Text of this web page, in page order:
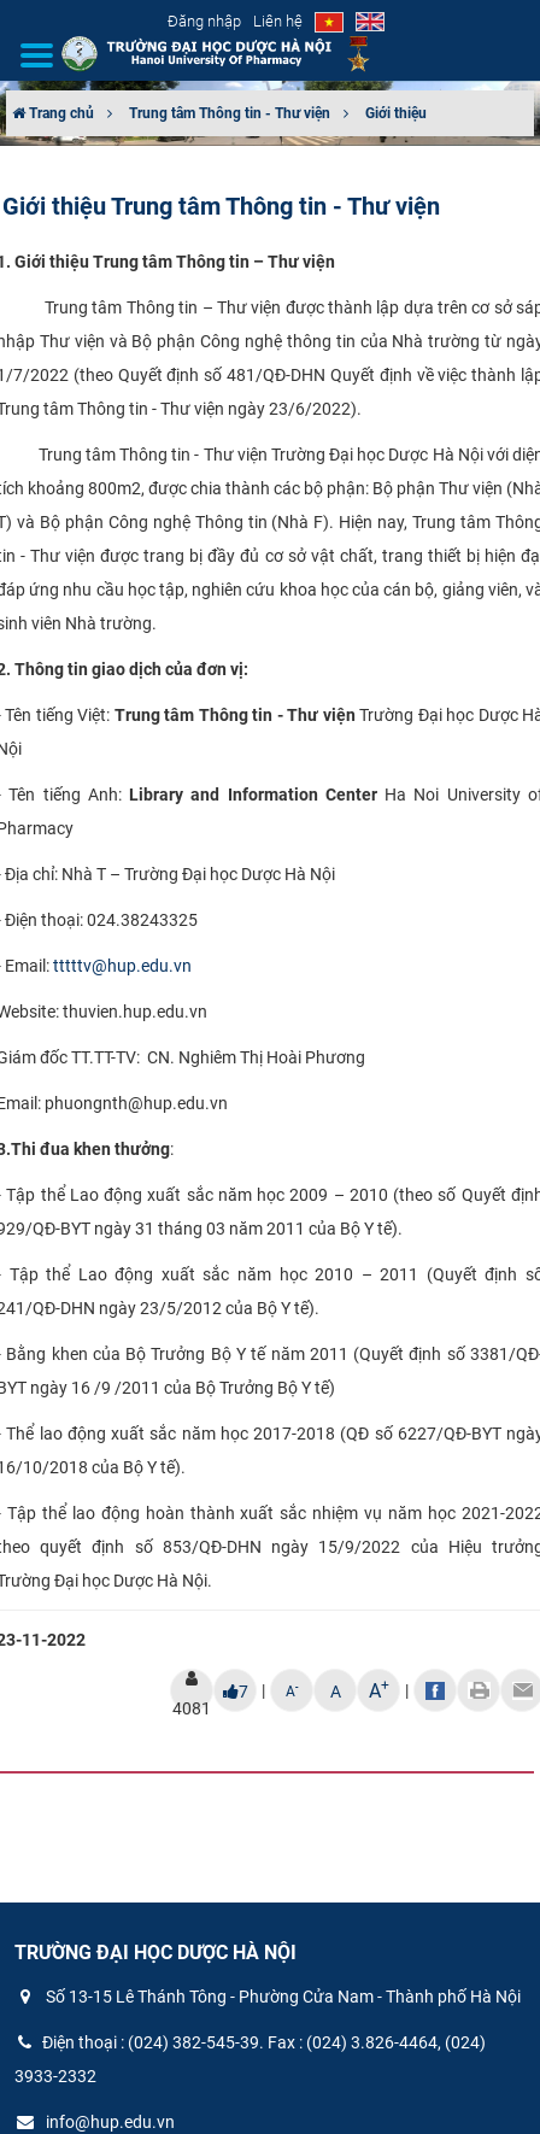
Đăng nhập Liên hệ
CƠ CẤU TỔ CHỨC
TUYỂN SINH
ĐÀO TẠO
ĐẢM BẢO CHẤT LƯỢNG
KHOA HỌC CÔNG NGHỆ
HTQT
CỰU NGƯỜI HỌC
Trang chủ Trung tâm Thông tin - Thư viện Giới thiệu
Giới thiệu Trung tâm Thông tin - Thư viện
Giới thiệu Trung tâm Thông tin – Thư viện
tâm Thông tin – Thư viện được thành lập dựa trên cơ sở
Thư viện và Bộ phận Công nghệ thông tin của Nhà trường từ
7/2022 (theo Quyết định số 481/QĐ-DHN Quyết định về việc thành
tâm Thông tin - Thư viện ngày 23/6/2022).
tâm Thông tin - Thư viện Trường Đại học Dược Hà Nội với
khoảng 800m2, được chia thành các bộ phận: Bộ phận Thư viện
và Bộ phận Công nghệ Thông tin (Nhà F). Hiện nay, Trung tâm
- Thư viện được trang bị đầy đủ cơ sở vật chất, trang thiết bị hiện
ứng nhu cầu học tập, nghiên cứu khoa học của cán bộ, giảng viên,
viên Nhà trường.
Thông tin giao dịch của đơn vị:
Tên tiếng Việt: Trung tâm Thông tin - Thư viện Trường Đại học Dược
Tên tiếng Anh: Library and Information CenterHa Noi University
Địa chỉ: Nhà T – Trường Đại học Dược Hà Nội
Điện thoại: 024.38243325
Email:tttttv@hup.edu.vn
thuvien.hup.edu.vn
đốc TT.TT-TV: CN. Nghiêm Thị Hoài Phương
phuongnth@hup.edu.vn
đua khen thưởng:
Tập thể Lao động xuất sắc năm học 2009 – 2010 (theo số Quyết
QĐ-BYT ngày 31 tháng 03 năm 2011 của Bộ Y tế).
Tập thể Lao động xuất sắc năm học 2010 – 2011 (Quyết định
QĐ-DHN ngày 23/5/2012 của Bộ Y tế).
Bằng khen của Bộ Trưởng Bộ Y tế năm 2011 (Quyết định số 3381/
ngày 16 /9 /2011 của Bộ Trưởng Bộ Y tế)
Thể lao động xuất sắc năm học 2017-2018 (QĐ số 6227/QĐ-BYT
10/2018 của Bộ Y tế).
Tập thể lao động hoàn thành xuất sắc nhiệm vụ năm học 2021-
quyết định số 853/QĐ-DHN ngày 15/9/2022 của Hiệu
Đại học Dược Hà Nội.
11-2022
4081
7 | A- A A+ |
TRƯỜNG ĐẠI HỌC DƯỢC HÀ NỘI
Số 13-15 Lê Thánh Tông - Phường Cửa Nam - Thành phố Hà Nội
Điện thoại : (024) 382-545-39. Fax : (024) 3.826-4464, (024)
3933-2332
info@hup.edu.vn